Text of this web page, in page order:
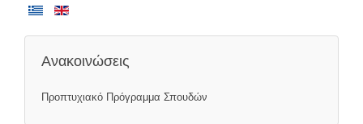
Ανακοινώσεις
Προπτυχιακό Πρόγραμμα Σπουδών